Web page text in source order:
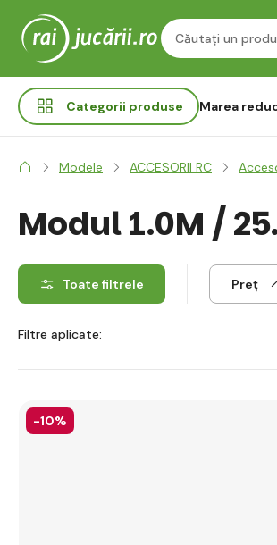
Categorii produse Marea
Modele ACCESORII RC
Modul 1.0M /
Toate filtrele Preț
Filtre aplicate:
-10%